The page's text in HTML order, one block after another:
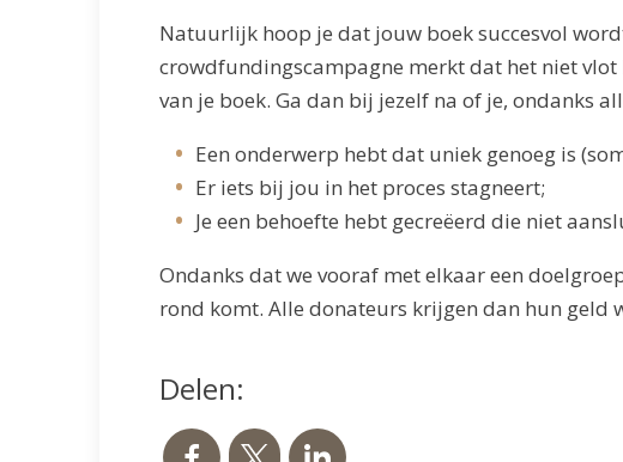
Natuurlijk hoop je dat jouw boek succesvol
crowdfundingscampagne merkt dat het niet vlot
van je boek. Ga dan bij jezelf na of je, ondanks
Een onderwerp hebt dat uniek genoeg is
Er iets bij jou in het proces stagneert;
Je een behoefte hebt gecreëerd die niet
Ondanks dat we vooraf met elkaar een
rond komt. Alle donateurs krijgen dan hun geld
Delen: